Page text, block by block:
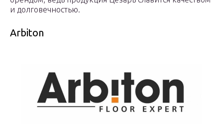
и долговечностью.
Arbiton